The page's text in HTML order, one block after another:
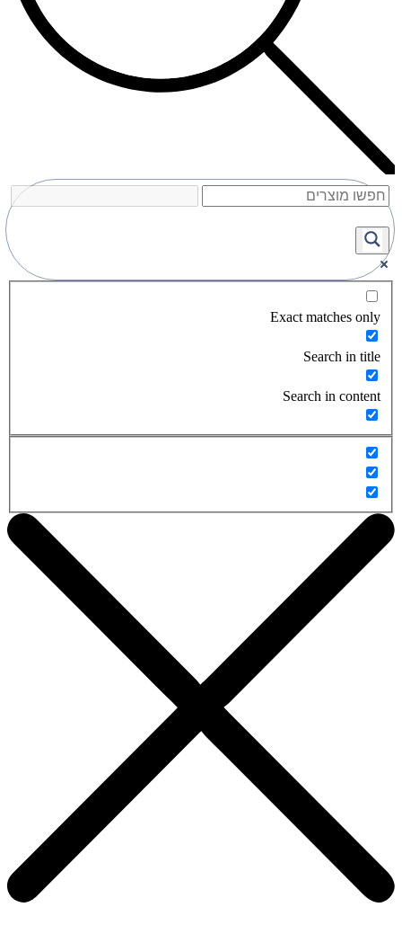
Exact matches only
Search in title
Search in content